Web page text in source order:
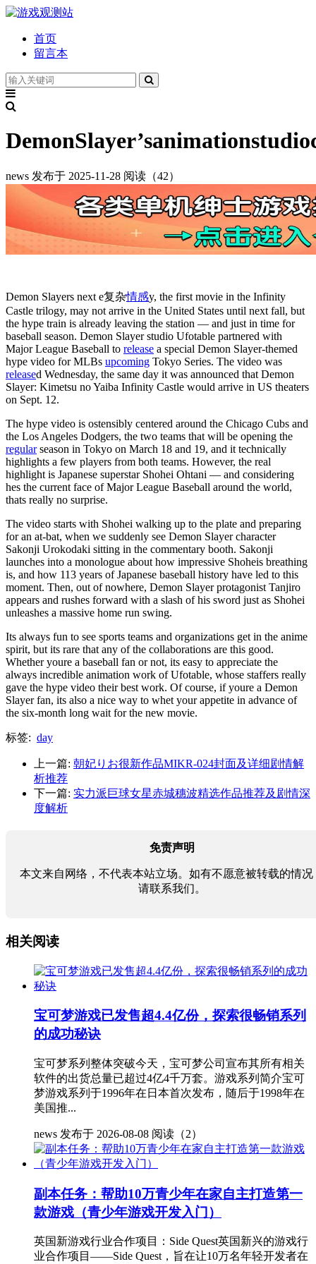
首页
留言本
news 发布于 2025-11-28 阅读（42）
Demon Slayers next e复杂情感y, the first movie in the Infinity
Castle trilogy, may not arrive in the United States until next fall, but
the hype train is already leaving the station — and just in time for
baseball season. Demon Slayer studio Ufotable partnered with
Major League Baseball to release a special Demon Slayer-themed
hype video for MLBs upcoming Tokyo Series. The video was
released Wednesday, the same day it was announced that Demon
Slayer: Kimetsu no Yaiba Infinity Castle would arrive in US theaters
on Sept. 12.
The hype video is ostensibly centered around the Chicago Cubs and
the Los Angeles Dodgers, the two teams that will be opening the
regularseason in Tokyo on March 18 and 19, and it technically
highlights a few players from both teams. However, the real
highlight is Japanese superstar Shohei Ohtani — and considering
hes the current face of Major League Baseball around the world,
thats really no surprise.
The video starts with Shohei walking up to the plate and preparing
for an at-bat, when we suddenly see Demon Slayer character
Sakonji Urokodaki sitting in the commentary booth. Sakonji
launches into a monologue about how impressive Shoheis breathing
is, and how 113 years of Japanese baseball history have led to this
moment. Then, out of nowhere, Demon Slayer protagonist Tanjiro
appears and rushes forward with a slash of his sword just as Shohei
unleashes a massive home run swing.
Its always fun to see sports teams and organizations get in the anime
spirit, but its rare that any of the collaborations are this good.
Whether youre a baseball fan or not, its easy to appreciate the
always incredible animation work of Ufotable, whose staffers really
gave the hype video their best work. Of course, if youre a Demon
Slayer fan, its also a nice way to whet your appetite in advance of
the six-month long wait for the new movie.
标签: day
上一篇: 朝妃りお很新作品MIKR-024封面及详细剧情解
析推荐
下一篇: 实力派巨球女星赤城穗波精选作品推荐及剧情深
度解析
免责声明
本文来自网络，不代表本站立场。如有不愿意被转载的情况
请联系我们。
相关阅读
宝可梦游戏已发售超4.4亿份，探索很畅销系列
的成功秘诀
宝可梦系列整体突破今天，宝可梦公司宣布其所有相关
软件的出货总量已超过4亿4千万套。游戏系列简介宝可
梦游戏系列于1996年在日本首次发布，随后于1998年在
美国推...
news 发布于 2026-08-08 阅读（2）
副本任务：帮助10万青少年在家自主打造第一
款游戏（青少年游戏开发入门）
英国新游戏行业合作项目：Side Quest英国新兴的游戏行
业合作项目——Side Quest，旨在让10万名年轻开发者在